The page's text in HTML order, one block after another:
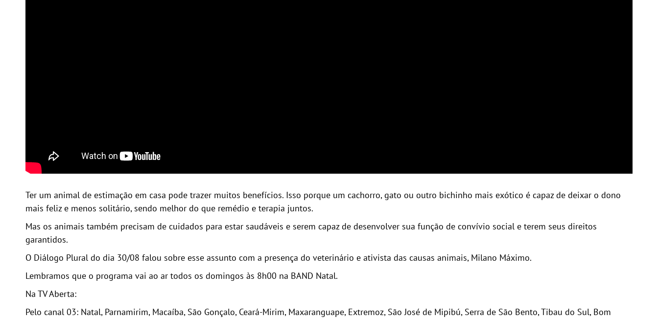
Ter um animal de estimação em casa pode trazer muitos benefícios. Isso porque um cachorro, gato ou outro bichinho mais exótico é capaz de deixar o dono
mais feliz e menos solitário, sendo melhor do que remédio e terapia juntos.
Mas os animais também precisam de cuidados para estar saudáveis e serem capaz de desenvolver sua função de convívio social e terem seus direitos
garantidos.
O Diálogo Plural do dia 30/08 falou sobre esse assunto com a presença do veterinário e ativista das causas animais, Milano Máximo.
Lembramos que o programa vai ao ar todos os domingos às 8h00 na BAND Natal.
Na TV Aberta:
Pelo canal 03: Natal, Parnamirim, Macaíba, São Gonçalo, Ceará-Mirim, Maxaranguape, Extremoz, São José de Mipibú, Serra de São Bento, Tibau do Sul, Bom